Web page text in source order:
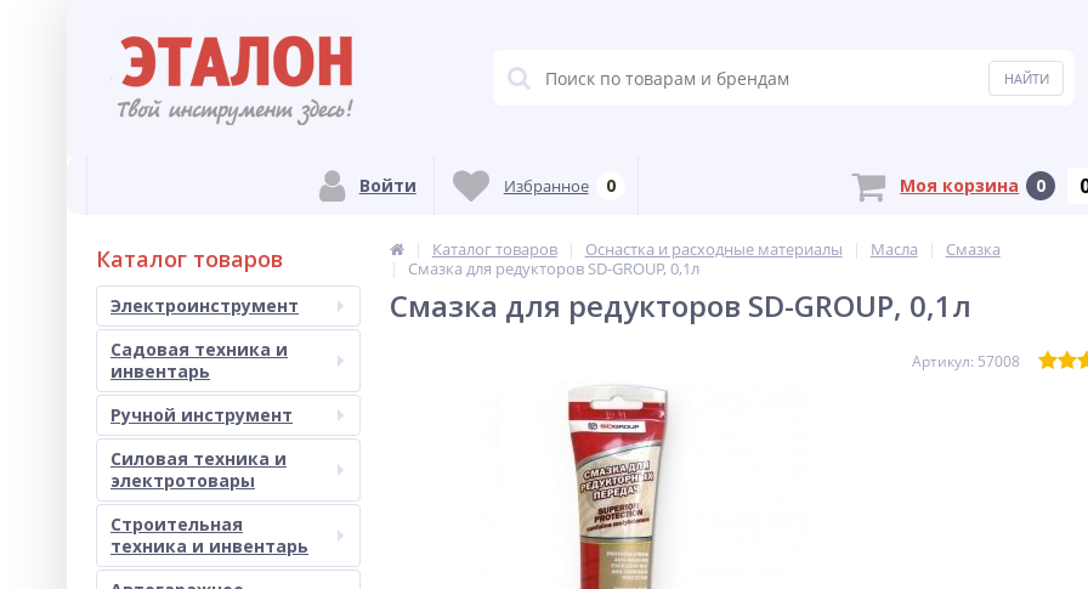
Войти Избранное 0 Моя корзина 0
Каталог товаров
Электроинструмент
Садовая техника и
инвентарь
Ручной инструмент
Силовая техника и
электротовары
Строительная
техника и инвентарь
Каталог товаров Оснастка и расходные материалы Масла
Смазка
Cмазка для редукторов SD-GROUP, 0,1л
Cмазка для редукторов SD-GROUP, 0,1л
Артикул: 57008